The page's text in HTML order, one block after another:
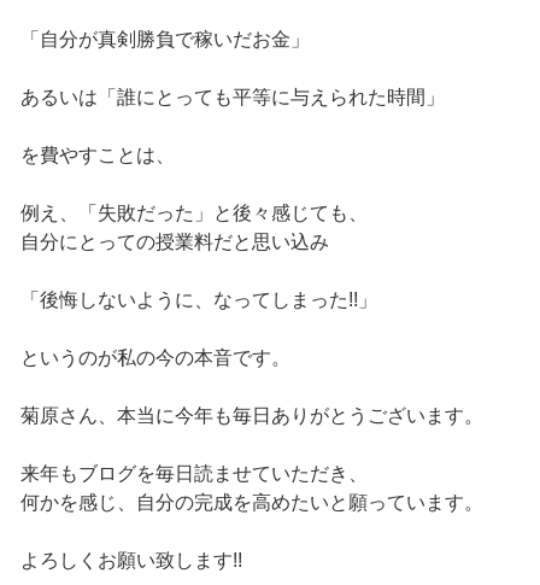
「自分が真剣勝負で稼いだお金」
あるいは「誰にとっても平等に与えられた時間」
を費やすことは、
例え、「失敗だった」と後々感じても、
自分にとっての授業料だと思い込み
「後悔しないように、なってしまった!!」
というのが私の今の本音です。
菊原さん、本当に今年も毎日ありがとうございます。
来年もブログを毎日読ませていただき、
何かを感じ、自分の完成を高めたいと願っています。
よろしくお願い致します!!